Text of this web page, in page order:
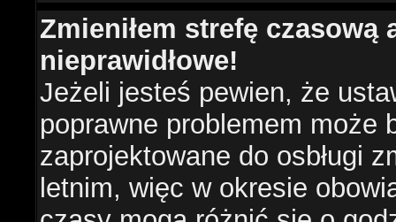
Zmieniłem strefę czasową
nieprawidłowe!
Jeżeli jesteś pewien, że
poprawne problemem może
zaprojektowane do osbługi
letnim, więc w okresie